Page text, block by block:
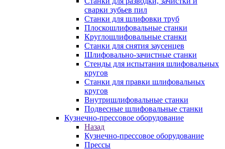
сварки зубьев пил
Станки для шлифовки труб
Плоскошлифовальные станки
Круглошлифовальные станки
Станки для снятия заусенцев
Шлифовально-зачистные станки
Стенды для испытания шлифовальных
кругов
Станки для правки шлифовальных
кругов
Внутришлифовальные станки
Подвесные шлифовальные станки
Кузнечно-прессовое оборудование
Назад
Кузнечно-прессовое оборудование
Прессы